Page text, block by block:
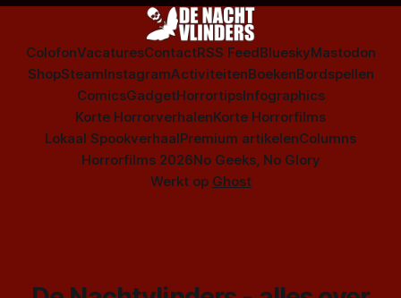
ColofonVacaturesContactRSS FeedBlueskyMastodon
ShopSteamInstagramActiviteitenBoekenBordspellen
ComicsGadgetHorrortipsInfographics
Korte HorrorverhalenKorte Horrorfilms
Lokaal SpookverhaalPremium artikelenColumns
Horrorfilms 2026No Geeks, No Glory
Werkt op Ghost